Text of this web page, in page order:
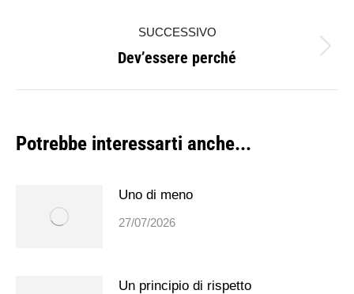
SUCCESSIVO
Prossimo
post:
Dev’essere perché
Potrebbe interessarti anche...
Uno di meno
27/07/2026
Un principio di rispetto